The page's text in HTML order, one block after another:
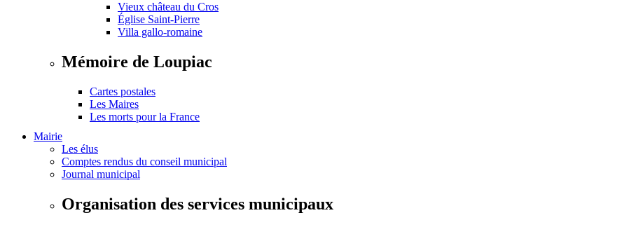
Vieux château du Cros
Église Saint-Pierre
Villa gallo-romaine
Mémoire de Loupiac
Cartes postales
Les Maires
Les morts pour la France
Mairie
Les élus
Comptes rendus du conseil municipal
Journal municipal
Organisation des services municipaux